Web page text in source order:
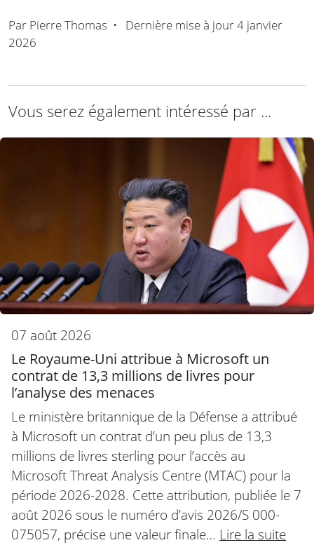
Par Pierre Thomas • Dernière mise à jour4 janvier
2026
Vous serez également intéressé par ...
07 août 2026
Le Royaume-Uni attribue à Microsoft un
contrat de 13,3 millions de livres pour
l’analyse des menaces
Le ministère britannique de la Défense a attribué
à Microsoft un contrat d’un peu plus de 13,3
millions de livres sterling pour l’accès au
Microsoft Threat Analysis Centre (MTAC) pour la
période 2026-2028. Cette attribution, publiée le 7
août 2026 sous le numéro d’avis 2026/S 000-
075057, précise une valeur finale… Lire la suite